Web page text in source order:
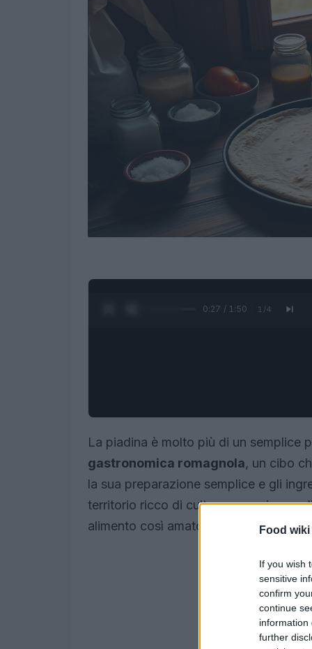
Food wiki
If you wish
sensitive
confirm
continue
information
further
0:28 / 1:50 1 /4
La piadina è molto più di un semplice
gastronomica romagnola, un cibo
la sua preparazione semplice e gli
territorio ricco di cultura e passione
alimento così amato?